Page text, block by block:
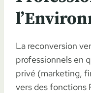
La reconversion
professionnels en
privé (marketing,
vers des fonctions